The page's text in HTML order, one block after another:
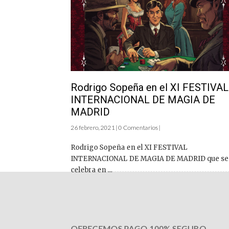
Rodrigo Sopeña en el XI FESTIVAL
INTERNACIONAL DE MAGIA DE
MADRID
26 febrero, 2021 | 0 Comentarios |
Rodrigo Sopeña en el XI FESTIVAL
INTERNACIONAL DE MAGIA DE MADRID que se
celebra en ...